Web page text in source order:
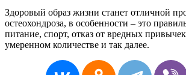
Здоровый образ жизни станет отличной
остеохондроза, в особенности – это
питание, спорт, отказ от вредных
умеренном количестве и так далее.